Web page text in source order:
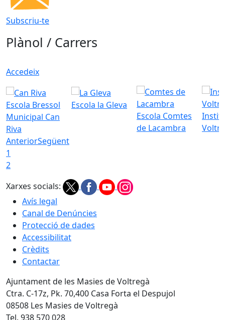
Subscriu-te
Plànol / Carrers
Accedeix
Escola Bressol
Municipal Can
Riva
Escola la Gleva
Escola Comtes
de Lacambra
AnteriorSegüent
1
2
Xarxes socials:
Avís legal
Canal de Denúncies
Protecció de dades
Accessibilitat
Crèdits
Contactar
Ajuntament de les Masies de Voltregà
Ctra. C-17z, Pk. 70,400 Casa Forta el Despujol
08508 Les Masies de Voltregà
Tel. 938 570 028